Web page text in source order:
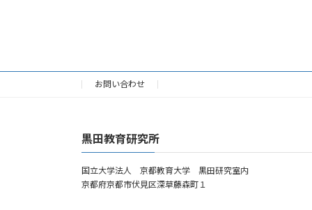
お問い合わせ
黒田教育研究所
国立大学法人 京都教育大学 黒田研究室内
京都府京都市伏見区深草藤森町１